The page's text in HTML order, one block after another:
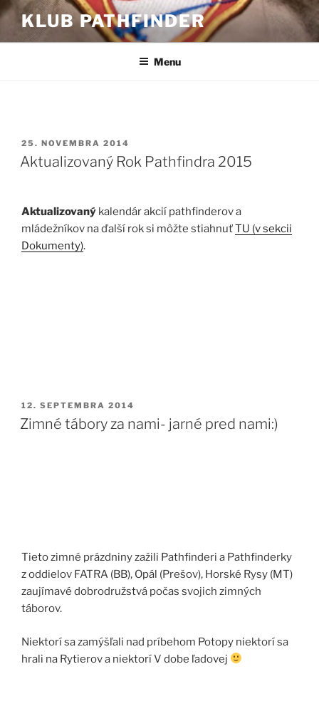
Prejsť
obsah
KLUB PATHFINDER
Menu
PUBLIKOVANÉ
25. NOVEMBRA 2014
Aktualizovaný Rok Pathfindra 2015
Aktualizovaný kalendár akcií pathfinderov a
mládežníkov na ďalší rok si môžte stiahnuťTU (v sekcii
Dokumenty).
PUBLIKOVANÉ
12. SEPTEMBRA 2014
Zimné tábory za nami- jarné pred nami:)
Tieto zimné prázdniny zažili Pathfinderi a Pathfinderky
z oddielov FATRA (BB), Opál (Prešov), Horské Rysy (MT)
zaujímavé dobrodružstvá počas svojich zimných
táborov.
Niektorí sa zamýšľali nad príbehom Potopy niektorí sa
hrali na Rytierov a niektorí V dobe ľadovej